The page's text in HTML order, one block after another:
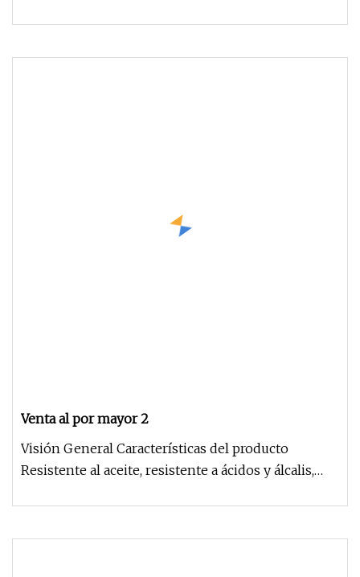
Venta al por mayor 2
Visión General Características del producto
Resistente al aceite, resistente a ácidos y álcalis,